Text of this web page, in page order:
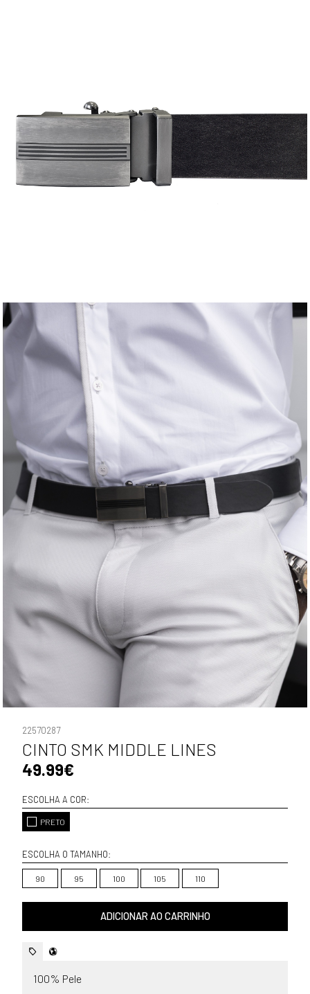
22570287
CINTO SMK MIDDLE LINES
49.99€
ESCOLHA A COR:
PRETO
ESCOLHA O TAMANHO:
90 95 100 105 110
ADICIONAR AO CARRINHO
100% Pele